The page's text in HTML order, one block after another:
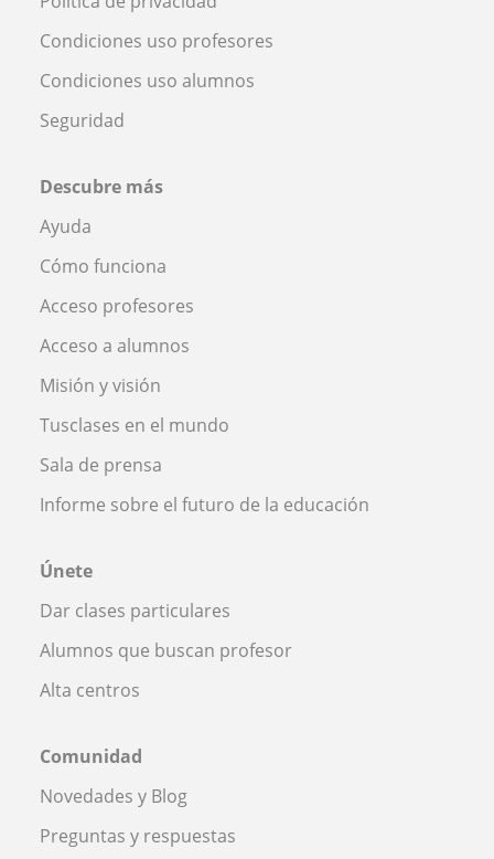
Condiciones uso profesores
Condiciones uso alumnos
Seguridad
Descubre más
Ayuda
Cómo funciona
Acceso profesores
Acceso a alumnos
Misión y visión
Tusclases en el mundo
Sala de prensa
Informe sobre el futuro de la educación
Únete
Dar clases particulares
Alumnos que buscan profesor
Alta centros
Comunidad
Novedades y Blog
Preguntas y respuestas